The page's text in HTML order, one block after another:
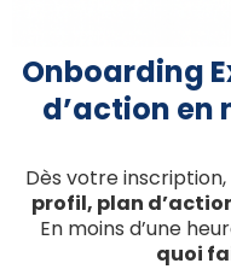
Onboarding
d’action en
Dès votre inscription,
profil, plan
En moins d’une
quoi